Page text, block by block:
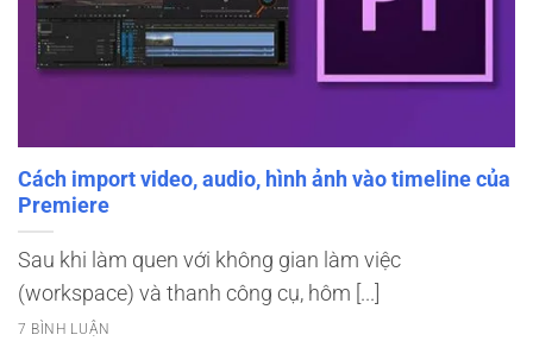
Cách import video, audio, hình ảnh vào timeline của
Premiere
Sau khi làm quen với không gian làm việc
(workspace) và thanh công cụ, hôm [...]
7 BÌNH LUẬN